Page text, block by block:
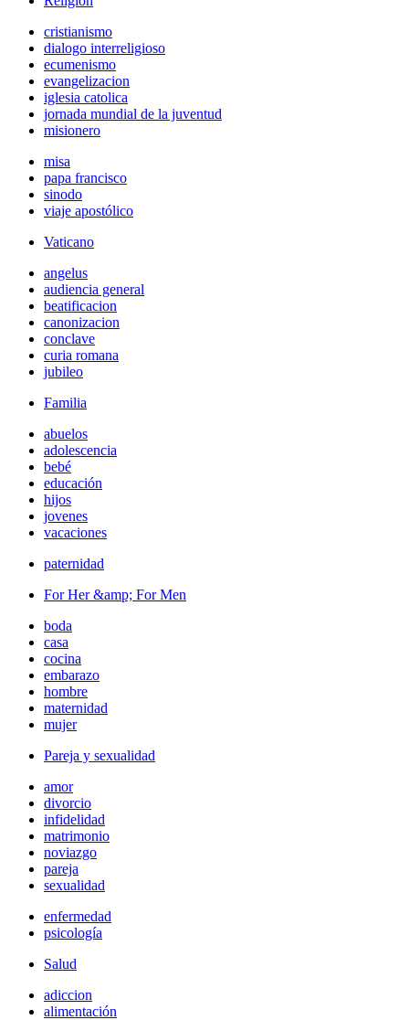
cristianismo
dialogo interreligioso
ecumenismo
evangelizacion
iglesia catolica
jornada mundial de la juventud
misionero
misa
papa francisco
sinodo
viaje apostólico
Vaticano
angelus
audiencia general
beatificacion
canonizacion
conclave
curia romana
jubileo
Familia
abuelos
adolescencia
bebé
educación
hijos
jovenes
vacaciones
paternidad
For Her &amp; For Men
boda
casa
cocina
embarazo
hombre
maternidad
mujer
Pareja y sexualidad
amor
divorcio
infidelidad
matrimonio
noviazgo
pareja
sexualidad
enfermedad
psicología
Salud
adiccion
alimentación